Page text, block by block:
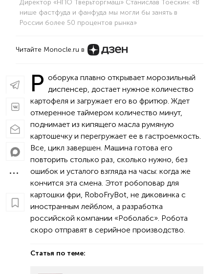
Директор «НПО Тверьторгмаш» Станислав Тоескин: «В
нише фастфуда и фанфуда мы могли бы занять в
России более 50 процентов рынка»
Читайте Monocle.ru в
Р оборука плавно открывает морозильный
диспенсер, достает нужное количество
картофеля и загружает его во фритюр. Ждет
отмеренное таймером количество минут,
поднимает из кипящего масла румяную
картошечку и перегружает ее в гастроемкость.
Все, цикл завершен. Машина готова его
повторить столько раз, сколько нужно, без
ошибок и усталого взгляда на часы: когда же
кончится эта смена. Этот робоповар для
картошки фри, RoboFryBot, не диковинка с
иностранным лейблом, а разработка
российской компании «Роболабс». Робота
скоро отправят в серийное производство.
Статья по теме: